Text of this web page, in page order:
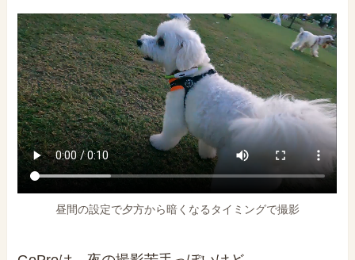
昼間の設定で夕方から暗くなるタイミングで撮影